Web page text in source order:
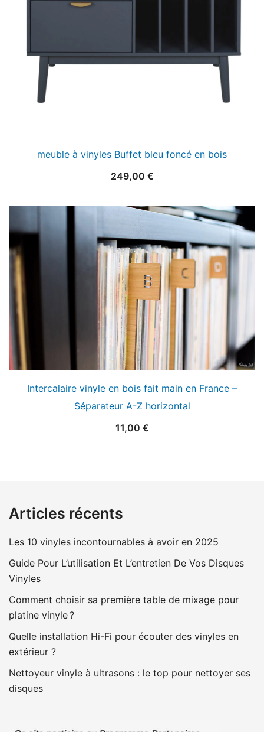
meuble à vinyles Buffet bleu foncé en bois
249,00 €
Intercalaire vinyle en bois fait main en France –
Séparateur A-Z horizontal
11,00 €
Articles récents
Les 10 vinyles incontournables à avoir en 2025
Guide Pour L’utilisation Et L’entretien De Vos Disques
Vinyles
Comment choisir sa première table de mixage pour
platine vinyle ?
Quelle installation Hi-Fi pour écouter des vinyles en
extérieur ?
Nettoyeur vinyle à ultrasons : le top pour nettoyer ses
disques